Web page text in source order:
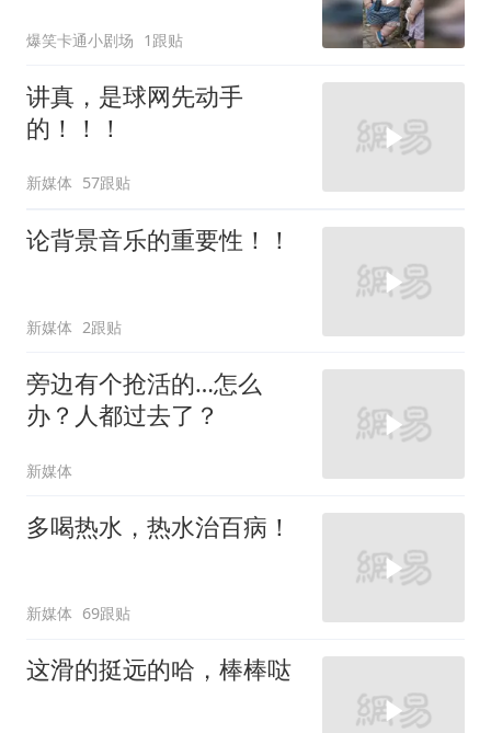
爆笑卡通小剧场 1跟贴
讲真，是球网先动手
的！！！
新媒体 57跟贴
论背景音乐的重要性！！
新媒体 2跟贴
旁边有个抢活的…怎么
办？人都过去了？
新媒体
多喝热水，热水治百病！
新媒体 69跟贴
这滑的挺远的哈，棒棒哒